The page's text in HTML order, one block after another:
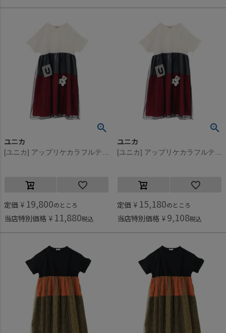
ユニカ
定価 ¥ 19,800のところ
当店特別価格 ¥ 11,880税込
ユニカ
定価 ¥ 15,180のところ
当店特別価格 ¥ 9,108税込